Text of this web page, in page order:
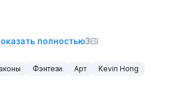
полностью3
Фэнтези Арт
Kevin Hong